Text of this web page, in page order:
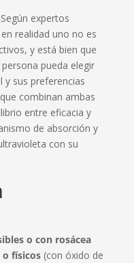
expertos
realidad uno no es
y está bien que
pueda elegir
y sus preferencias
combinan ambas
entre eficacia y
de absorción y
con su
o con rosácea
físicos(con óxido de